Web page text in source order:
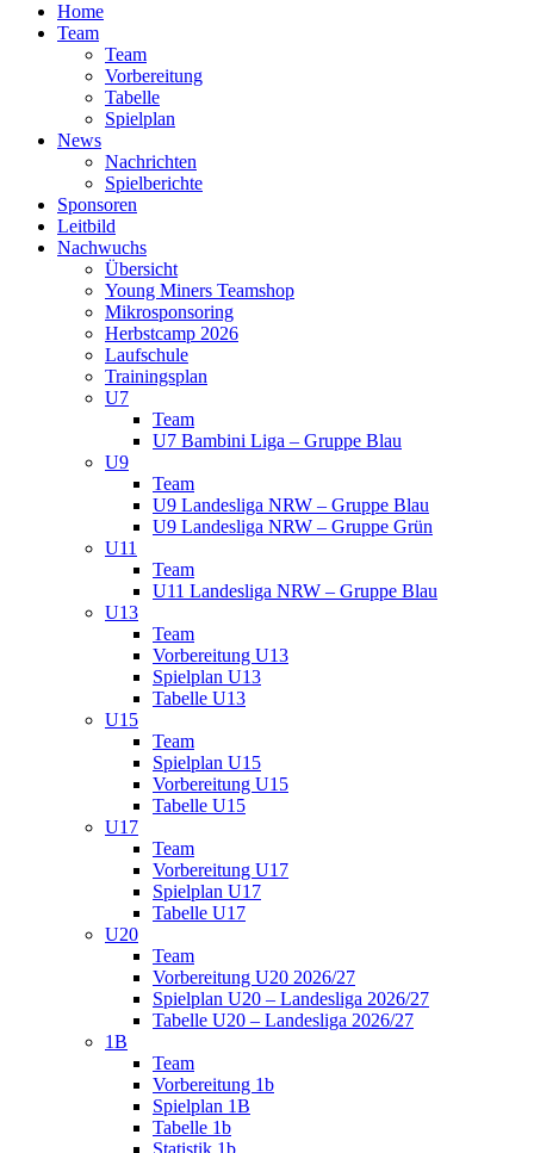
Home
Team
Team
Vorbereitung
Tabelle
Spielplan
News
Nachrichten
Spielberichte
Sponsoren
Leitbild
Nachwuchs
Übersicht
Young Miners Teamshop
Mikrosponsoring
Herbstcamp 2026
Laufschule
Trainingsplan
U7
Team
U7 Bambini Liga – Gruppe Blau
U9
Team
U9 Landesliga NRW – Gruppe Blau
U9 Landesliga NRW – Gruppe Grün
U11
Team
U11 Landesliga NRW – Gruppe Blau
U13
Team
Vorbereitung U13
Spielplan U13
Tabelle U13
U15
Team
Spielplan U15
Vorbereitung U15
Tabelle U15
U17
Team
Vorbereitung U17
Spielplan U17
Tabelle U17
U20
Team
Vorbereitung U20 2026/27
Spielplan U20 – Landesliga 2026/27
Tabelle U20 – Landesliga 2026/27
1B
Team
Vorbereitung 1b
Spielplan 1B
Tabelle 1b
Statistik 1b